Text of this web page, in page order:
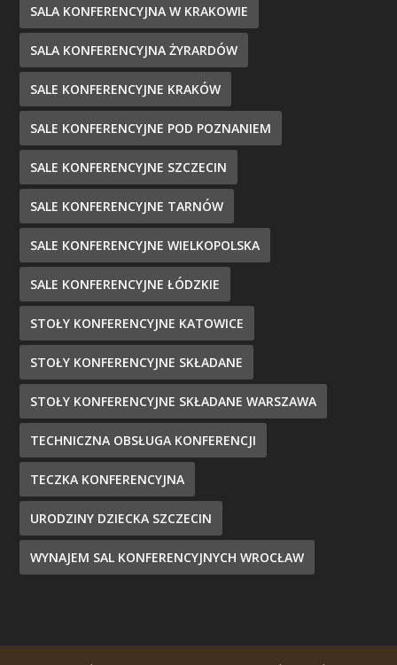
SALA KONFERENCYJNA W KRAKOWIE
SALA KONFERENCYJNA ŻYRARDÓW
SALE KONFERENCYJNE KRAKÓW
SALE KONFERENCYJNE POD POZNANIEM
SALE KONFERENCYJNE SZCZECIN
SALE KONFERENCYJNE TARNÓW
SALE KONFERENCYJNE WIELKOPOLSKA
SALE KONFERENCYJNE ŁÓDZKIE
STOŁY KONFERENCYJNE KATOWICE
STOŁY KONFERENCYJNE SKŁADANE
STOŁY KONFERENCYJNE SKŁADANE WARSZAWA
TECHNICZNA OBSŁUGA KONFERENCJI
TECZKA KONFERENCYJNA
URODZINY DZIECKA SZCZECIN
WYNAJEM SAL KONFERENCYJNYCH WROCŁAW